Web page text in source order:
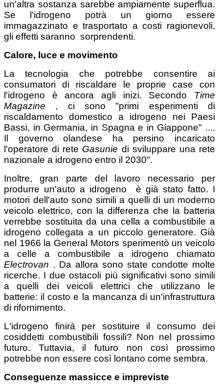
un'altra sostanza sarebbe ampiamente superflua.
Se l'idrogeno potrà un giorno essere
immagazzinato e trasportato a costi ragionevoli,
gli effetti saranno sorprendenti.
Calore, luce e movimento
La tecnologia che potrebbe consentire ai
consumatori di riscaldare le proprie case con
l'idrogeno è ancora agli inizi. Secondo Time
Magazine , ci sono "primi esperimenti di
riscaldamento domestico a idrogeno nei Paesi
Bassi, in Germania, in Spagna e in Giappone" ....
Il governo olandese ha persino incaricato
l'operatore di rete Gasunie di sviluppare una rete
nazionale a idrogeno entro il 2030".
Inoltre, gran parte del lavoro necessario per
produrre un'auto a idrogeno è già stato fatto. I
motori dell'auto sono simili a quelli di un moderno
veicolo elettrico, con la differenza che la batteria
verrebbe sostituita da una cella a combustibile a
idrogeno collegata a un piccolo generatore. Già
nel 1966 la General Motors sperimentò un veicolo
a celle a combustibile a idrogeno chiamato
Electrovan . Da allora sono state condotte molte
ricerche. I due ostacoli più significativi sono simili
a quelli dei veicoli elettrici che utilizzano le
batterie: il costo e la mancanza di un'infrastruttura
di rifornimento.
L'idrogeno finirà per sostituire il consumo dei
cosiddetti combustibili fossili? Non nel prossimo
futuro. Tuttavia, il futuro non così prossimo
potrebbe non essere così lontano come sembra.
Conseguenze massicce e impreviste